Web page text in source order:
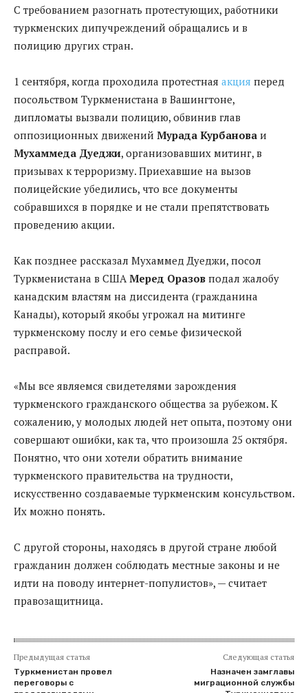
С требованием разогнать протестующих, работники
туркменских дипучреждений обращались и в
полицию других стран.
1 сентября, когда проходила протестная акция перед
посольством Туркменистана в Вашингтоне,
дипломаты вызвали полицию, обвинив глав
оппозиционных движений Мурада Курбанова и
Мухаммеда Дуеджи, организовавших митинг, в
призывах к терроризму. Приехавшие на вызов
полицейские убедились, что все документы
собравшихся в порядке и не стали препятствовать
проведению акции.
Как позднее рассказал Мухаммед Дуеджи, посол
Туркменистана в США Меред Оразов подал жалобу
канадским властям на диссидента (гражданина
Канады), который якобы угрожал на митинге
туркменскому послу и его семье физической
расправой.
«Мы все являемся свидетелями зарождения
туркменского гражданского общества за рубежом. К
сожалению, у молодых людей нет опыта, поэтому они
совершают ошибки, как та, что произошла 25 октября.
Понятно, что они хотели обратить внимание
туркменского правительства на трудности,
искусственно создаваемые туркменским консульством.
Их можно понять.
С другой стороны, находясь в другой стране любой
гражданин должен соблюдать местные законы и не
идти на поводу интернет-популистов», — считает
правозащитница.
Предыдущая статья
Туркменистан провел
переговоры с
Следующая статья
Назначен замглавы
миграционной службы